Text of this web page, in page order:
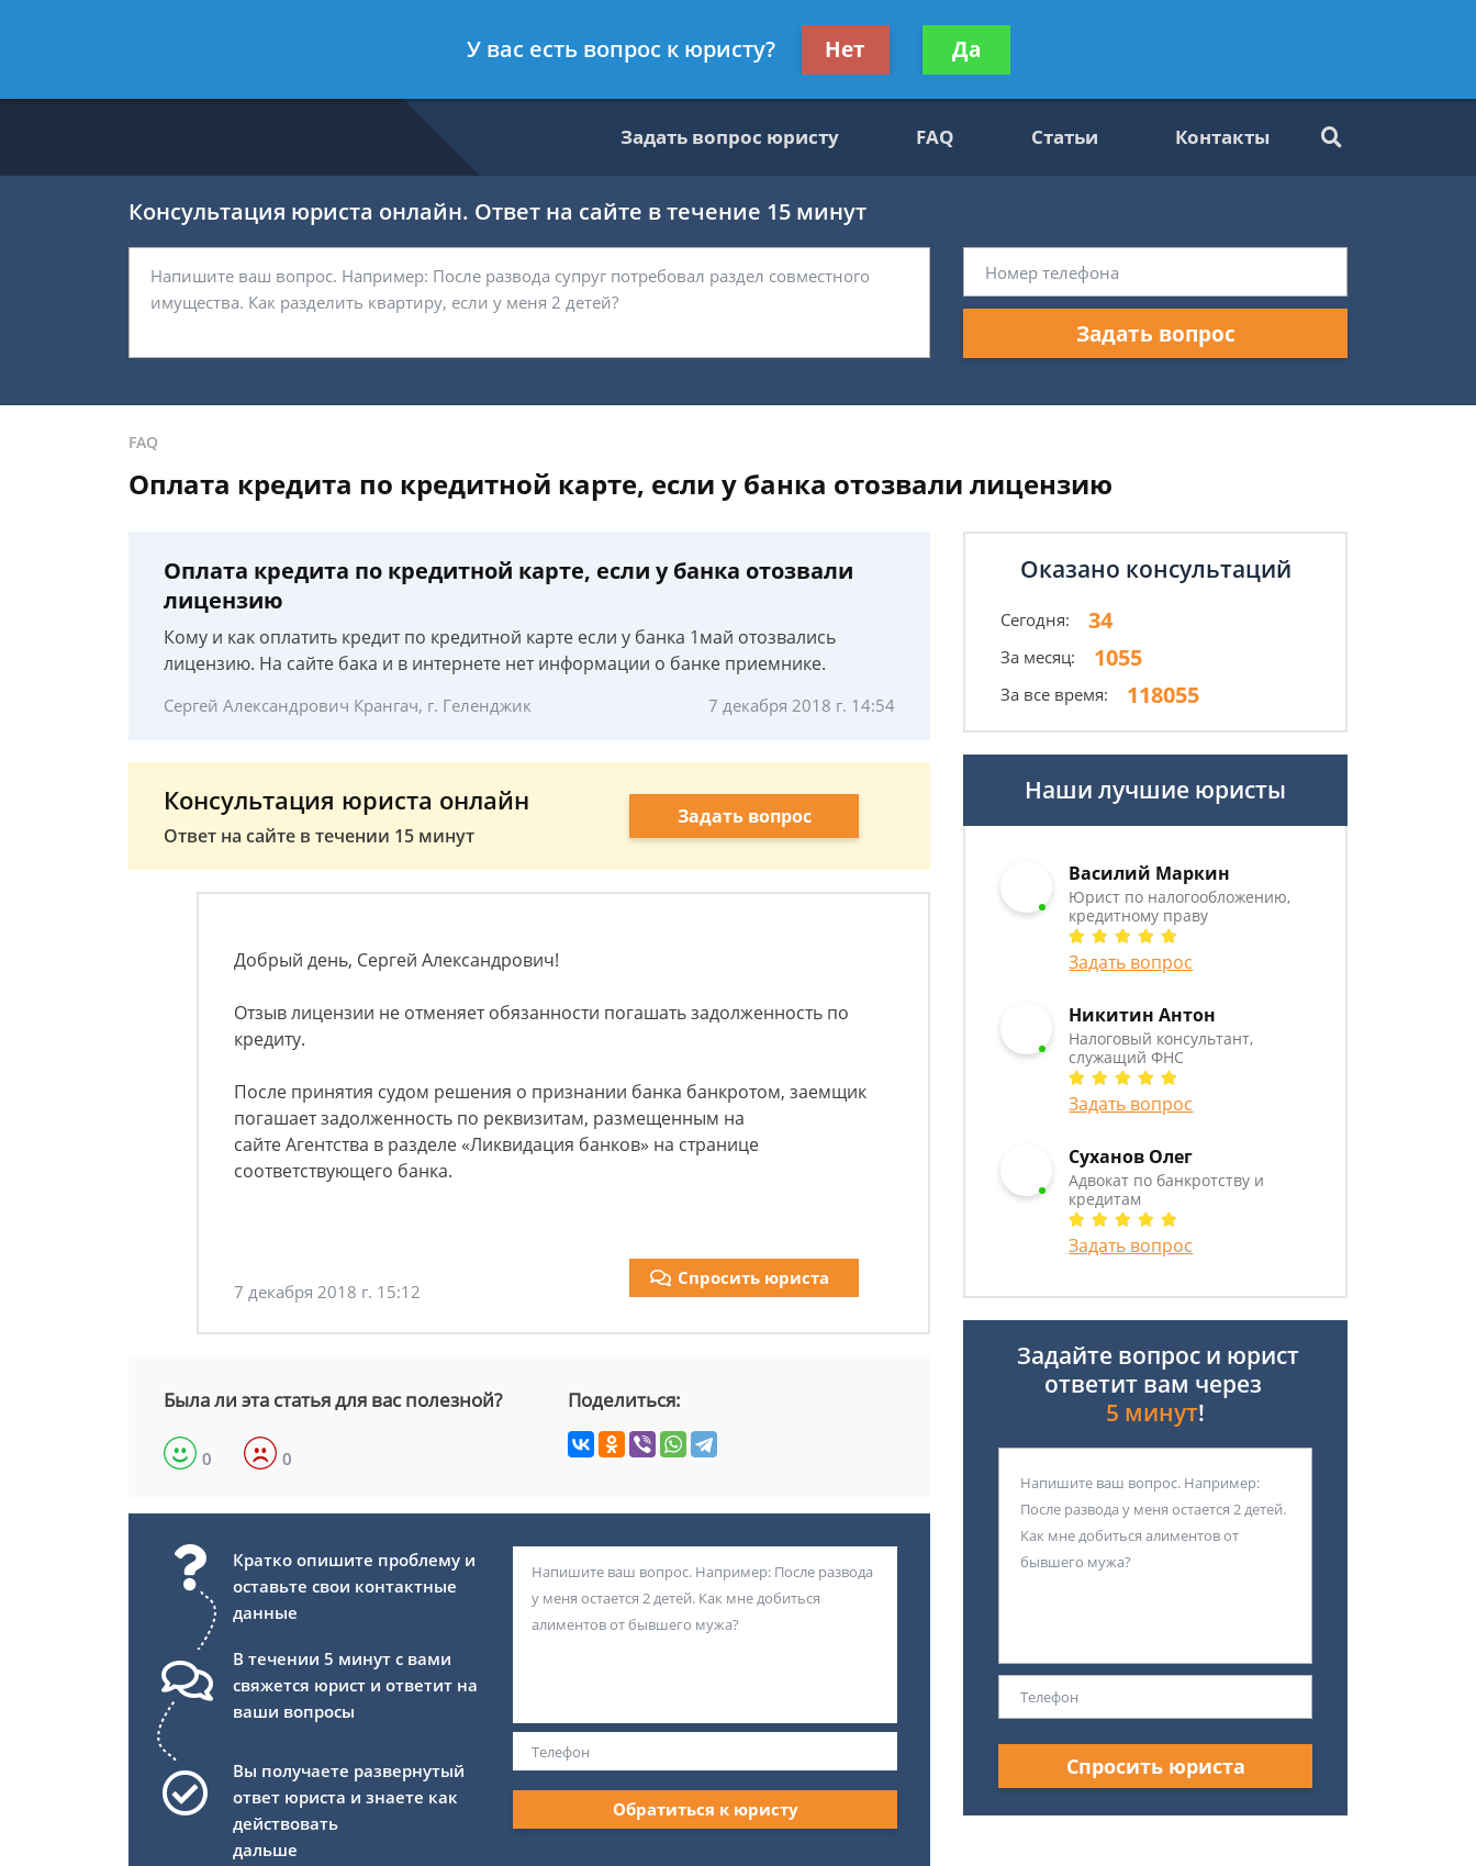
- Налоговый консультант, служащий ФНС
Получите консультацию
бесплатно
Задать вопрос юристу FAQ Статьи Контакты
Консультация юриста онлайн. Ответ на сайте в течение 15 минут
Задать вопрос
FAQ
Оплата кредита по кредитной карте, если у банка отозвали лицензию
Оплата кредита по кредитной карте, если у банка отозвали
лицензию
Кому и как оплатить кредит по кредитной карте если у банка 1май отозвались
лицензию. На сайте бака и в интернете нет информации о банке приемнике.
Сергей Александрович Крангач, г. Геленджик 7 декабря 2018 г. 14:54
Консультация юриста онлайн
Ответ на сайте в течении 15 минут
Задать вопрос
Добрый день, Сергей Александрович!
Отзыв лицензии не отменяет обязанности погашать задолженность по
кредиту.
После принятия судом решения о признании банка банкротом, заемщик
погашает задолженность по реквизитам, размещенным на
сайте Агентства в разделе «Ликвидация банков» на странице
соответствующего банка.
7 декабря 2018 г. 15:12
Спросить юриста
Была ли эта статья для вас полезной?
0 0
Поделиться:
Кратко опишите проблему и
оставьте свои контактные
данные
В течении 5 минут с вами
свяжется юрист и ответит на
ваши вопросы
Вы получаете развернутый
ответ юриста и знаете как
действовать
дальше
Обратиться к юристу
Оказано консультаций
Сегодня: 34
За месяц: 1055
За все время: 118055
Наши лучшие юристы
Василий Маркин
Юрист по налогообложению,
кредитному праву
Задать вопрос
Никитин Антон
Налоговый консультант,
служащий ФНС
Задать вопрос
Суханов Олег
Адвокат по банкротству и
кредитам
Задать вопрос
Задайте вопрос и юрист
ответит вам через
5 минут!
Спросить юриста
У вас есть вопрос к юристу? Нет Да